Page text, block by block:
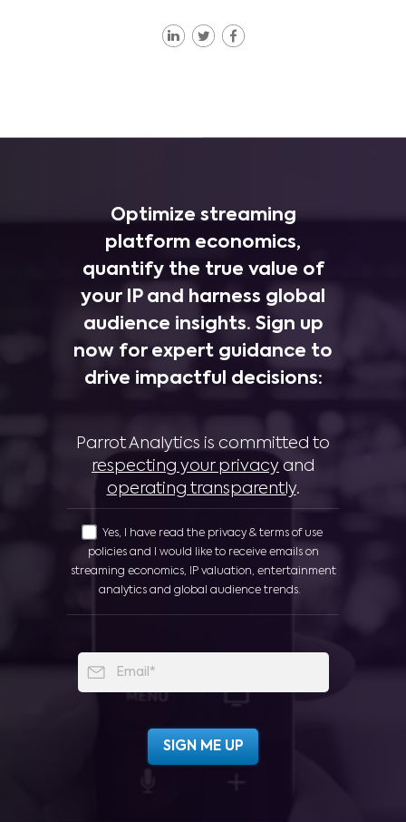
Optimize streaming
platform economics,
quantify the true value of
your IP and harness global
audience insights. Sign up
now for expert guidance to
drive impactful decisions:
Parrot Analytics is committed to
respecting your privacy and
operating transparently.
Yes, I have read the privacy & terms of use
policies and I would like to receive emails on
streaming economics, IP valuation, entertainment
analytics and global audience trends.